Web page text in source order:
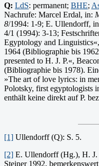
Q: LdS: permanent; BHE;
Nachrufe: Marcel Erdal, in:
8/1994: 1-9; E. Ullendorff,
4/1 (1994): 3-13;
Egyptology and
1964 (Bibliographie bis
presented to H. J. P.«,
(Bibliographie bis 1978).
»The art of love lyrics: in
Polotsky, first egyptologists
enthält keine direkt auf P.
[1] Ullendorff (Q): S. 5.
[2] E. Ullendorff (Hg.), H. J.
Steiner 1992,